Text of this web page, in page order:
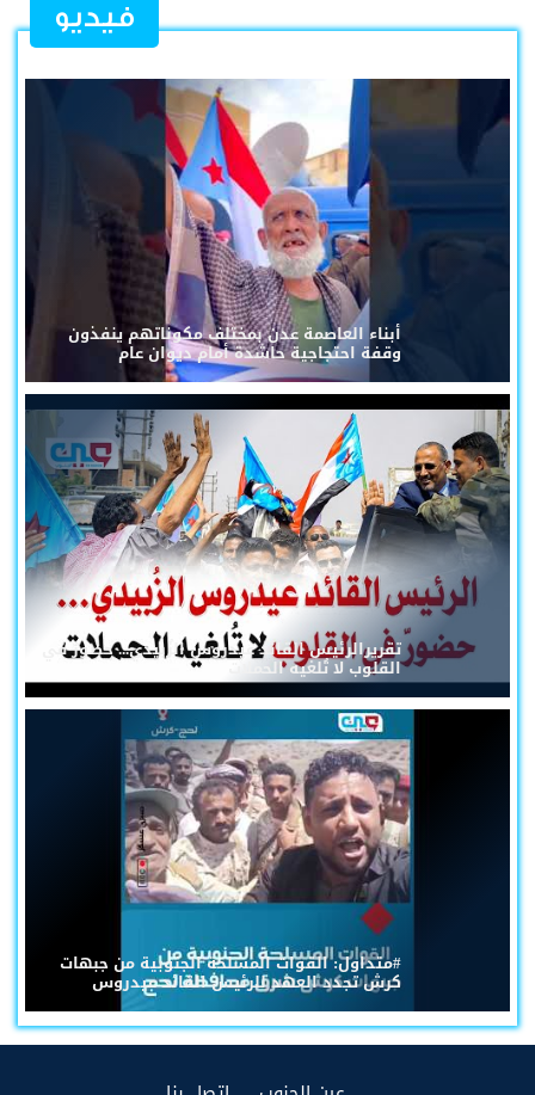
فيديو
أبناء العاصمة عدن بمختلف مكوناتهم ينفذون
وقفة احتجاجية حاشدة أمام ديوان عام
تقريرالرئيس القائد عيدروس الزُبيدي... حضورٌ في
القلوب لا تُلغيه الحملات
#متداول: القوات المسلحة الجنوبية من جبهات
كرش تجدد العهد للرئيس القائد عيدروس